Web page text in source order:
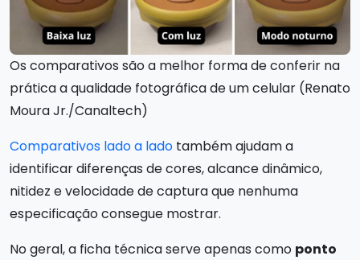
Os comparativos são a melhor forma de conferir na
prática a qualidade fotográfica de um celular (Renato
Moura Jr./Canaltech)
Comparativos lado a lado também ajudam a
identificar diferenças de cores, alcance dinâmico,
nitidez e velocidade de captura que nenhuma
especificação consegue mostrar.
No geral, a ficha técnica serve apenas como ponto